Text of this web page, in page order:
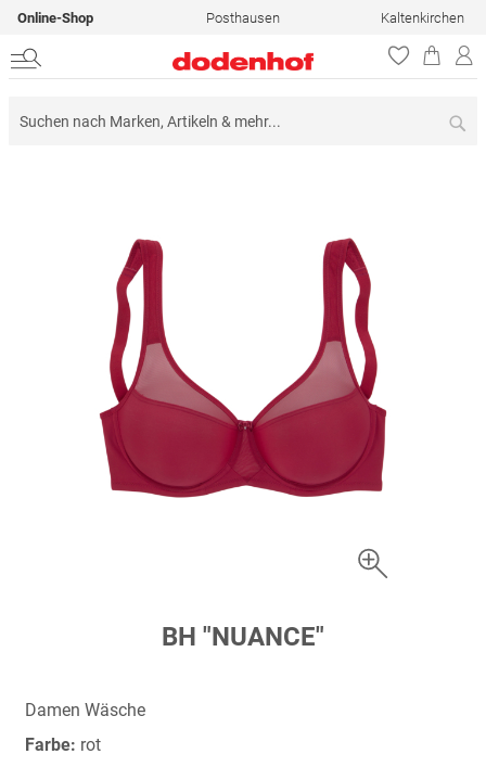
Online-Shop Posthausen Kaltenkirchen
springen
BH "NUANCE"
Damen Wäsche
Farbe: rot